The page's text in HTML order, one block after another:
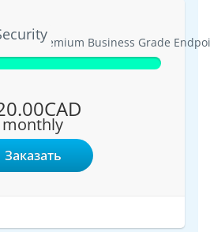
Premium Business Grade
monthly
Заказать